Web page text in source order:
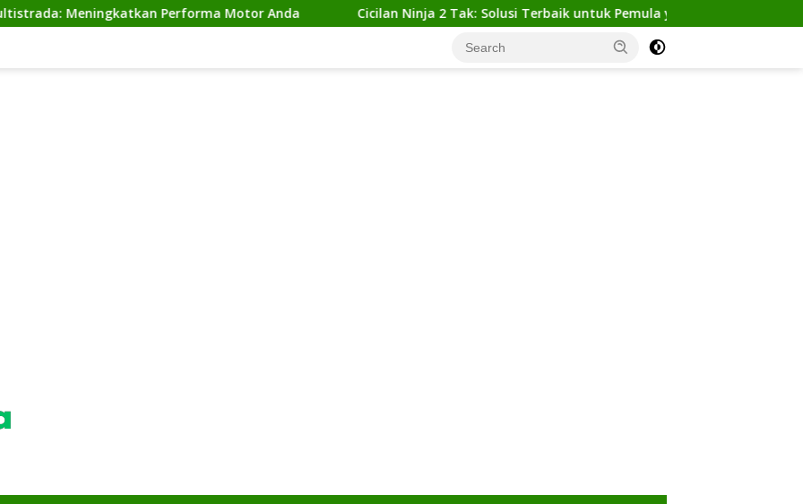
Performa Motor Anda Cicilan Ninja 2 Tak: Solusi Terbaik untuk Pemula yang Ingin Tampil Gagah